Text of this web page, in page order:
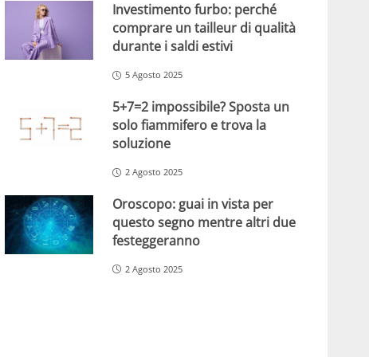
Investimento furbo: perché
comprare un tailleur di qualità
durante i saldi estivi
5 Agosto 2025
5+7=2 impossibile? Sposta un
solo fiammifero e trova la
soluzione
2 Agosto 2025
Oroscopo: guai in vista per
questo segno mentre altri due
festeggeranno
2 Agosto 2025